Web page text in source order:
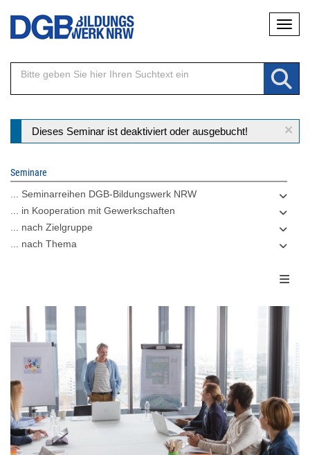
Direkt
Inhalt
×
Statusmeldung
Dieses Seminar ist deaktiviert oder ausgebucht!
Seminare
... Seminarreihen DGB-Bildungswerk NRW
... in Kooperation mit Gewerkschaften
... nach Zielgruppe
... nach Thema